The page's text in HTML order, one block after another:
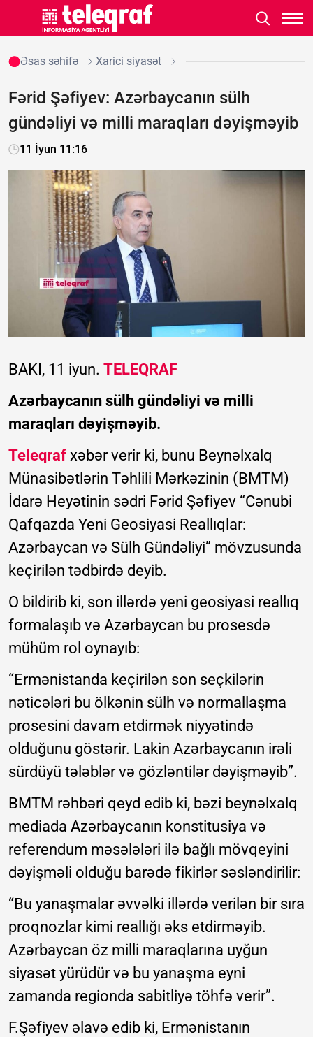
Əsas səhifə Xarici siyasət
Fərid Şəfiyev: Azərbaycanın sülh
gündəliyi və milli maraqları dəyişməyib
11 İyun 11:16
BAKI, 11 iyun. TELEQRAF
Azərbaycanın sülh gündəliyi və milli
maraqları dəyişməyib.
Teleqraf xəbər verir ki, bunu Beynəlxalq
Münasibətlərin Təhlili Mərkəzinin (BMTM)
İdarə Heyətinin sədri Fərid Şəfiyev “Cənubi
Qafqazda Yeni Geosiyasi Reallıqlar:
Azərbaycan və Sülh Gündəliyi” mövzusunda
keçirilən tədbirdə deyib.
O bildirib ki, son illərdə yeni geosiyasi reallıq
formalaşıb və Azərbaycan bu prosesdə
mühüm rol oynayıb:
“Ermənistanda keçirilən son seçkilərin
nəticələri bu ölkənin sülh və normallaşma
prosesini davam etdirmək niyyətində
olduğunu göstərir. Lakin Azərbaycanın irəli
sürdüyü tələblər və gözləntilər dəyişməyib”.
BMTM rəhbəri qeyd edib ki, bəzi beynəlxalq
mediada Azərbaycanın konstitusiya və
referendum məsələləri ilə bağlı mövqeyini
dəyişməli olduğu barədə fikirlər səsləndirilir:
“Bu yanaşmalar əvvəlki illərdə verilən bir sıra
proqnozlar kimi reallığı əks etdirməyib.
Azərbaycan öz milli maraqlarına uyğun
siyasət yürüdür və bu yanaşma eyni
zamanda regionda sabitliyə töhfə verir”.
F.Şəfiyev əlavə edib ki, Ermənistanın